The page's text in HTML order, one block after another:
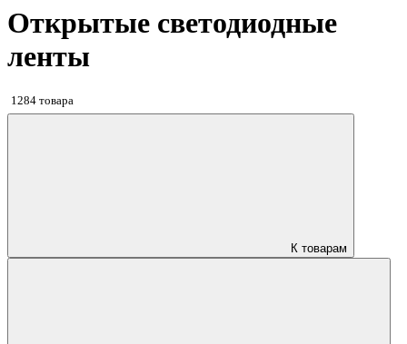
Открытые светодиодные
ленты
1284 товара
К товарам